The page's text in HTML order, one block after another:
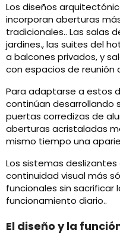
Los diseños
incorporan aberturas
tradicionales.. Las salas
jardines., las suites del
a balcones privados, y
con espacios de reunión
Para adaptarse a estos
continúan desarrollando
puertas corredizas de
aberturas acristaladas
mismo tiempo una
Los sistemas
continuidad visual más
funcionales sin sacrificar
funcionamiento diario..
El diseño y la